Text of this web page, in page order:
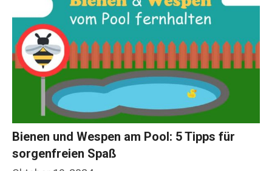
Bienen und Wespen am Pool: 5 Tipps für
sorgenfreien Spaß